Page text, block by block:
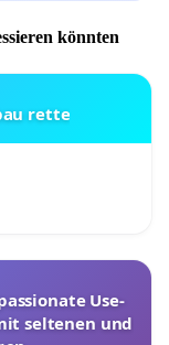
könnten
rette
Use-
seltenen und